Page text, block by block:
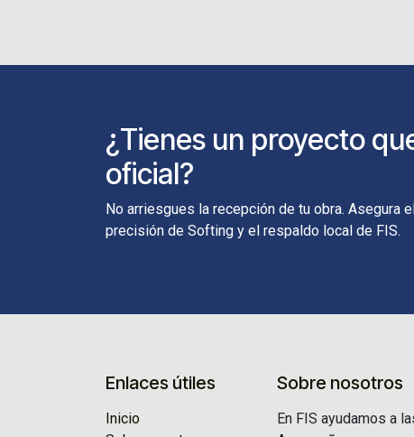
¿Tienes un proyecto
oficial?
No arriesgues la recepción de tu obra. Asegura
precisión de Softing y el respaldo local de FIS.
Enlaces útiles
Inicio
Sobre nosotros
En FIS ayudamos a